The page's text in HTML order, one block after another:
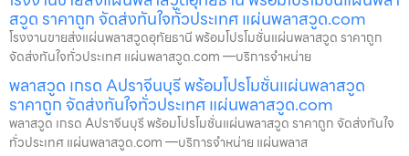
สวูด ราคาถูก จัดส่งทันใจทั่วประเทศ แผ่นพลาสวูด.com
โรงงานขายส่งแผ่นพลาสวูดอุทัยธานี พร้อมโปรโมชั่นแผ่นพลาสวูด ราคาถูก
จัดส่งทันใจทั่วประเทศ แผ่นพลาสวูด.com —บริการจำหน่าย
พลาสวูด เกรด Aปราจีนบุรี พร้อมโปรโมชั่นแผ่นพลาสวูด
ราคาถูก จัดส่งทันใจทั่วประเทศ แผ่นพลาสวูด.com
พลาสวูด เกรด Aปราจีนบุรี พร้อมโปรโมชั่นแผ่นพลาสวูด ราคาถูก จัดส่งทันใจ
ทั่วประเทศ แผ่นพลาสวูด.com —บริการจำหน่าย แผ่นพลาส